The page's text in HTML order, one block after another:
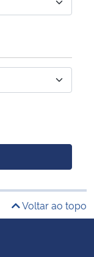
Voltar ao topo